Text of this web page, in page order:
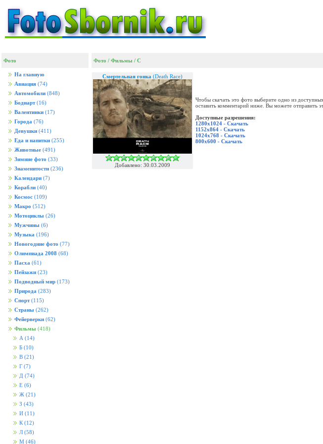
Фото
На главную
Авиация (74)
Автомобили (848)
Бодиарт (16)
Валентинки (17)
Города (76)
Девушки (411)
Еда и напитки (255)
Животные (491)
Зимние фото (33)
Знаменитости (236)
Календари (7)
Корабли (40)
Космос (109)
Макро (512)
Мотоциклы (26)
Мужчины (6)
Музыка (196)
Новогодние фото (77)
Олимпиада 2008 (68)
Пасха (61)
Пейзажи (23)
Подводный мир (173)
Природа (283)
Спорт (115)
Страны (262)
Фейерверки (62)
Фильмы (418)
А (14)
Б (10)
В (21)
Г (7)
Д (74)
Е (6)
Ж (21)
З (43)
И (11)
К (12)
Л (58)
М (46)
Фото / Фильмы / C
Смертельная гонка (Death Race)
Добавлено: 30.03.2009
Чтобы скачать это фото выберите одно из
оставить комментарий ниже. Вы можете отправить
Доступные разрешения:
1280x1024 - Скачать
1152x864 - Скачать
1024x768 - Скачать
800x600 - Скачать